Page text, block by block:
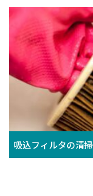
吸込フィルタの清掃